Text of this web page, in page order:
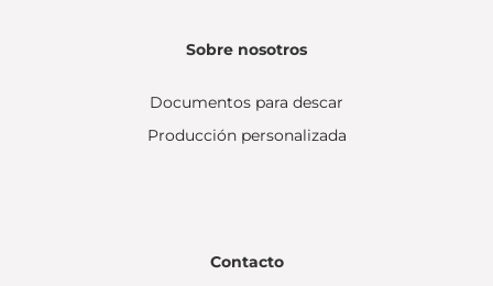
Sobre nosotros
Documentos para descar
Producción personalizada
Contacto